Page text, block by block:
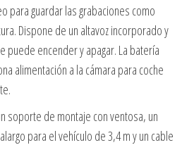
para guardar las grabaciones como
Dispone de un altavoz incorporado y
puede encender y apagar. La batería
alimentación a la cámara para coche
soporte de montaje con ventosa, un
para el vehículo de 3,4 m y un cable